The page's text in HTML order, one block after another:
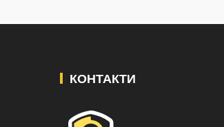
КОНТАКТИ